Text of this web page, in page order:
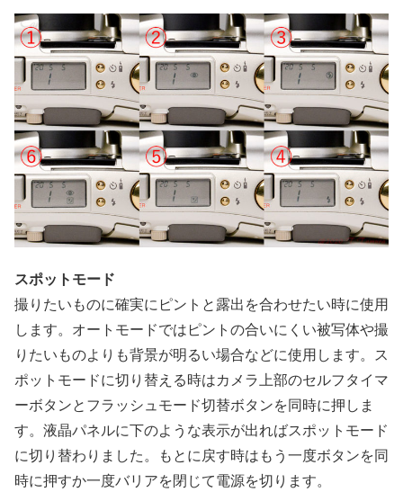
スポットモード
撮りたいものに確実にピントと露出を合わせたい時に使用
します。オートモードではピントの合いにくい被写体や撮
りたいものよりも背景が明るい場合などに使用します。ス
ポットモードに切り替える時はカメラ上部のセルフタイマ
ーボタンとフラッシュモード切替ボタンを同時に押しま
す。液晶パネルに下のような表示が出ればスポットモード
に切り替わりました。もとに戻す時はもう一度ボタンを同
時に押すか一度バリアを閉じて電源を切ります。